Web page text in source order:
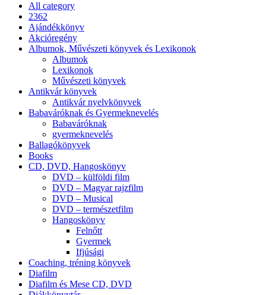
All category
2362
Ajándékkönyv
Akcióregény
Albumok, Művészeti könyvek és Lexikonok
Albumok
Lexikonok
Művészeti könyvek
Antikvár könyvek
Antikvár nyelvkönyvek
Babaváróknak és Gyermeknevelés
Babaváróknak
gyermeknevelés
Ballagókönyvek
Books
CD, DVD, Hangoskönyv
DVD – külföldi film
DVD – Magyar rajzfilm
DVD – Musical
DVD – természetfilm
Hangoskönyv
Felnőtt
Gyermek
Ifjúsági
Coaching, tréning könyvek
Diafilm
Diafilm és Mese CD, DVD